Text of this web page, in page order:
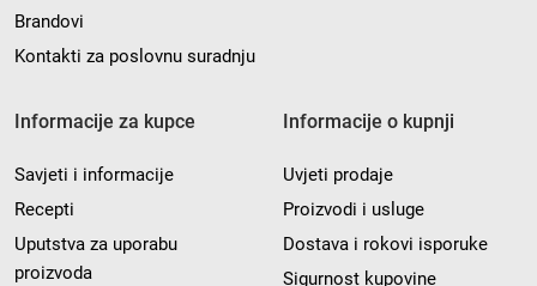
Brandovi
Kontakti za poslovnu suradnju
Informacije za kupce
Savjeti i informacije
Recepti
Uputstva za uporabu
proizvoda
Informacije o kupnji
Uvjeti prodaje
Proizvodi i usluge
Dostava i rokovi isporuke
Sigurnost kupovine